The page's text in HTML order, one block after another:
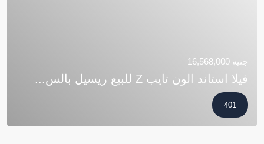
جنيه 16,568,000
فيلا استاند الون تايب Z للبيع ريسيل بالس...
401